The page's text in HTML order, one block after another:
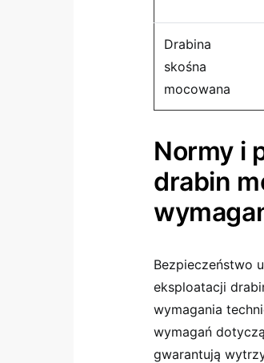
Drabina
skośna
mocowana
Normy i
drabin
Bezpieczeństwo
eksploatacji
wymagania
wymagań
gwarantują